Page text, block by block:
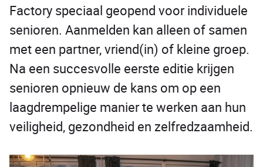
Factory speciaal geopend voor individuele
senioren. Aanmelden kan alleen of samen
met een partner, vriend(in) of kleine groep.
Na een succesvolle eerste editie krijgen
senioren opnieuw de kans om op een
laagdrempelige manier te werken aan hun
veiligheid, gezondheid en zelfredzaamheid.